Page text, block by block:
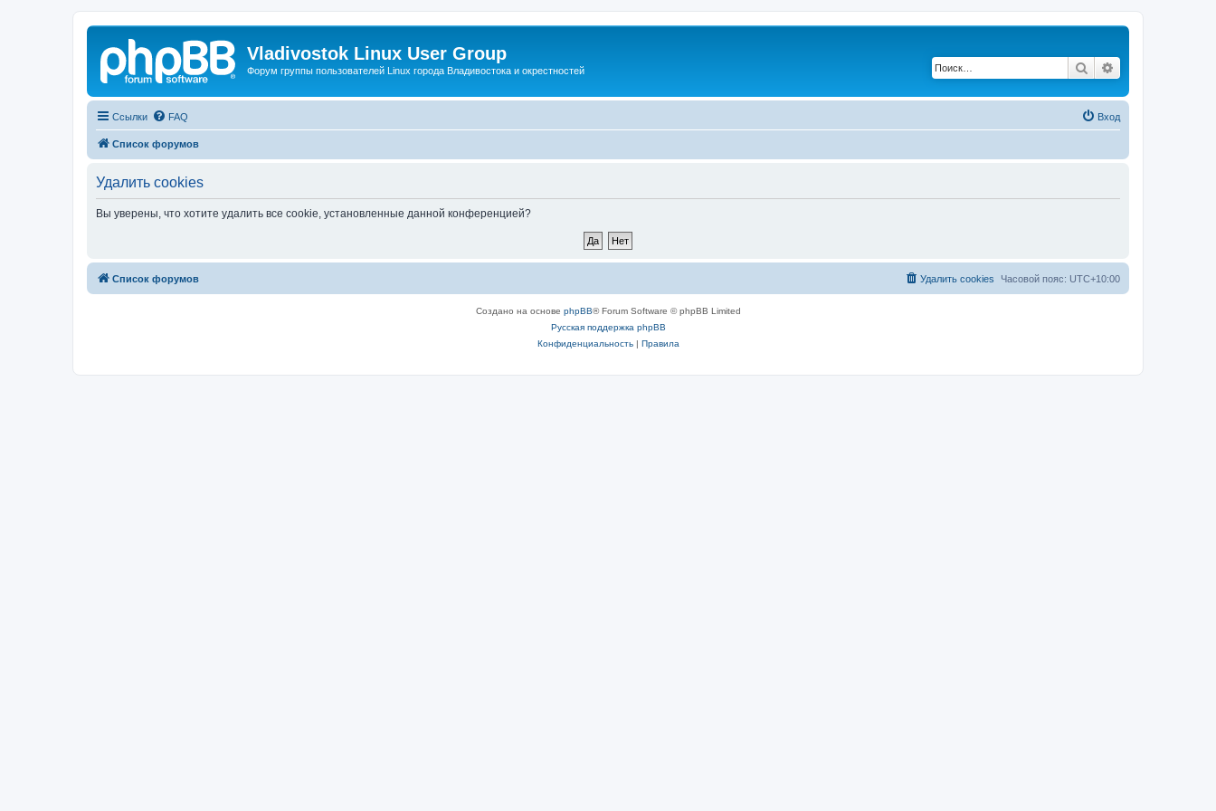
Vladivostok Linux User Group
Форум группы пользователей Linux города Владивостока и окрестностей Поиск
Ссылки FAQ Вход
Список форумов
Удалить cookies
Вы уверены, что хотите удалить все cookie, установленные данной конференцией?
Список форумов Часовой пояс: UTC+10:00
Удалить cookies
Создано на основе phpBB® Forum Software © phpBB Limited
Русская поддержка phpBB
Конфиденциальность| Правила